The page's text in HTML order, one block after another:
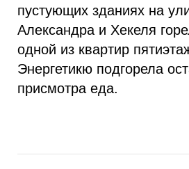
пустующих зданиях на
Александра и Хекеля
одной из квартир
Энергетикю подгорела
присмотра еда.